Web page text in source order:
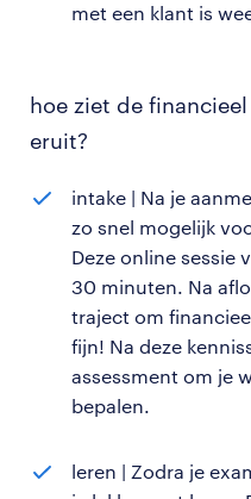
met een klant is
hoe ziet de
eruit?
intake | Na je
zo snel mogelijk
Deze online sessie
30 minuten. Na
traject om
fijn! Na deze
assessment om je
bepalen.
leren | Zodra je